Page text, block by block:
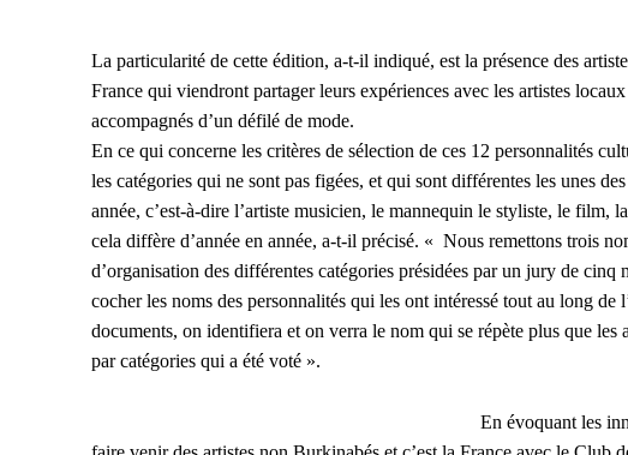
La particularité de cette édition, a-t-il indiqué, est la présence des
France qui viendront partager leurs expériences avec les artistes
accompagnés d’un défilé de mode.
En ce qui concerne les critères de sélection de ces 12 personnalités
les catégories qui ne sont pas figées, et qui sont différentes les unes
année, c’est-à-dire l’artiste musicien, le mannequin le styliste, le film,
cela diffère d’année en année, a-t-il précisé. « Nous remettons trois
d’organisation des différentes catégories présidées par un jury de
cocher les noms des personnalités qui les ont intéressé tout au long de
documents, on identifiera et on verra le nom qui se répète plus que
par catégories qui a été voté ».
En évoquant les